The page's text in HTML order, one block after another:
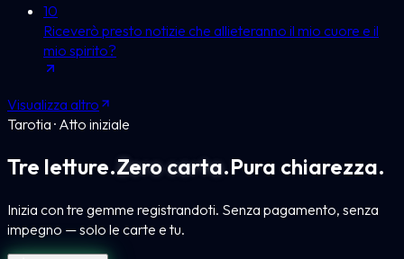
10
Riceverò presto notizie che allieteranno il mio cuore e il
mio spirito?
Visualizza altro
Tarotia · Atto iniziale
Tre letture.Zero carta.Pura chiarezza.
Inizia con tre gemme registrandoti. Senza pagamento, senza
impegno — solo le carte e tu.